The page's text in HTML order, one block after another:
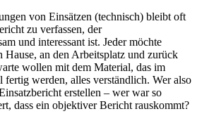
von Einsätzen (technisch) bleibt oft
zu verfassen, der
und interessant ist. Jeder möchte
Hause, an den Arbeitsplatz und zurück
wollen mit dem Material, das im
fertig werden, alles verständlich. Wer also
erstellen – wer war so
dass ein objektiver Bericht rauskommt?